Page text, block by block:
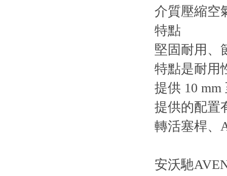
介質壓縮空
特點
堅固耐用、
特點是耐用
提供 10 mm
提供的配置
轉活塞桿、
安沃馳